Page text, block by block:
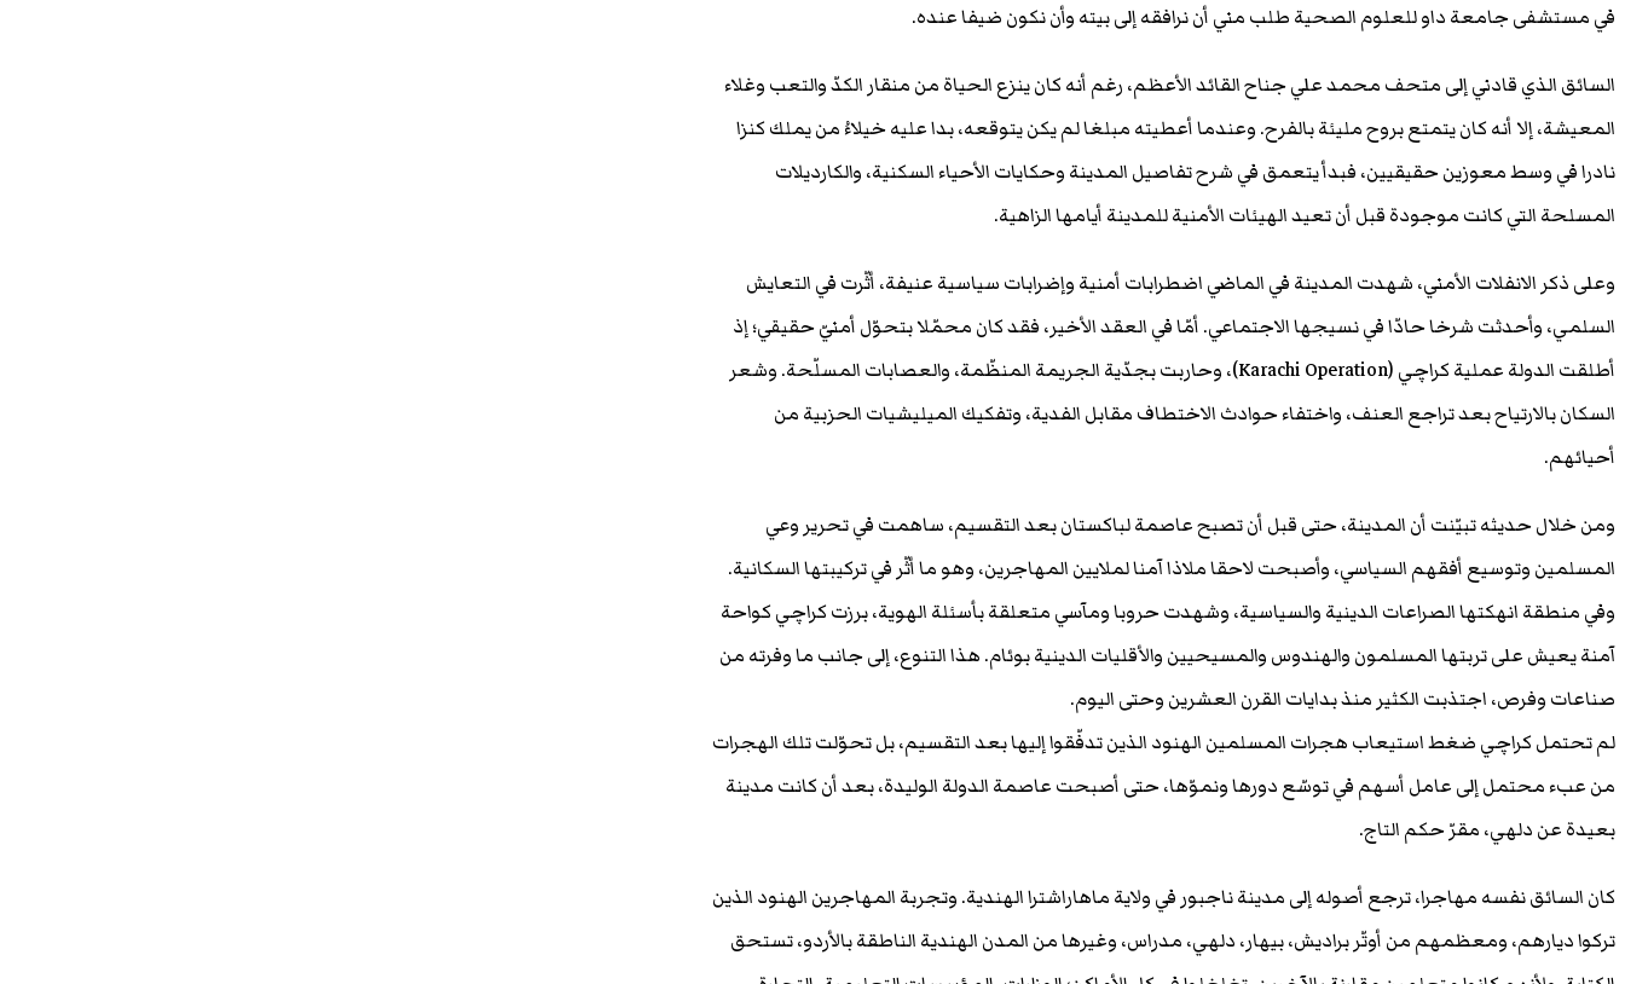
في مستشفى جامعة داو للعلوم الصحية طلب مني أن نرافقه إلى بيته وأن نكون ضيفا عنده.
السائق الذي قادني إلى متحف محمد علي جناح القائد الأعظم، رغم أنه كان ينزع الحياة من منقار الكدّ والتعب وغلاء
المعيشة، إلا أنه كان يتمتع بروح مليئة بالفرح. وعندما أعطيته مبلغا لم يكن يتوقعه، بدا عليه خيلاءُ من يملك كنزا
نادرا في وسط معوزين حقيقيين، فبدأ يتعمق في شرح تفاصيل المدينة وحكايات الأحياء السكنية، والكارديلات
المسلحة التي كانت موجودة قبل أن تعيد الهيئات الأمنية للمدينة أيامها الزاهية.
وعلى ذكر الانفلات الأمني، شهدت المدينة في الماضي اضطرابات أمنية وإضرابات سياسية عنيفة، أثّرت في التعايش
السلمي، وأحدثت شرخا حادّا في نسيجها الاجتماعي. أمّا في العقد الأخير، فقد كان محمّلا بتحوّل أمنيّ حقيقي؛ إذ
أطلقت الدولة عملية كراچي (Karachi Operation)، وحاربت بجدّية الجريمة المنظّمة، والعصابات المسلّحة. وشعر
السكان بالارتياح بعد تراجع العنف، واختفاء حوادث الاختطاف مقابل الفدية، وتفكيك الميليشيات الحزبية من
أحيائهم.
ومن خلال حديثه تبيّنت أن المدينة، حتى قبل أن تصبح عاصمة لباكستان بعد التقسيم، ساهمت في تحرير وعي
المسلمين وتوسيع أفقهم السياسي، وأصبحت لاحقا ملاذا آمنا لملايين المهاجرين، وهو ما أثّر في تركيبتها السكانية.
وفي منطقة انهكتها الصراعات الدينية والسياسية، وشهدت حروبا ومآسي متعلقة بأسئلة الهوية، برزت كراچي كواحة
آمنة يعيش على تربتها المسلمون والهندوس والمسيحيين والأقليات الدينية بوئام. هذا التنوع، إلى جانب ما وفرته من
صناعات وفرص، اجتذبت الكثير منذ بدايات القرن العشرين وحتى اليوم.
لم تحتمل كراچي ضغط استيعاب هجرات المسلمين الهنود الذين تدفّقوا إليها بعد التقسيم، بل تحوّلت تلك الهجرات
من عبء محتمل إلى عامل أسهم في توسّع دورها ونموّها، حتى أصبحت عاصمة الدولة الوليدة، بعد أن كانت مدينة
بعيدة عن دلهي، مقرّ حكم التاج.
كان السائق نفسه مهاجرا، ترجع أصوله إلى مدينة ناجبور في ولاية ماهاراشترا الهندية. وتجربة المهاجرين الهنود الذين
تركوا ديارهم، ومعظمهم من أوتّر براديش، بيهار، دلهي، مدراس، وغيرها من المدن الهندية الناطقة بالأردو، تستحق